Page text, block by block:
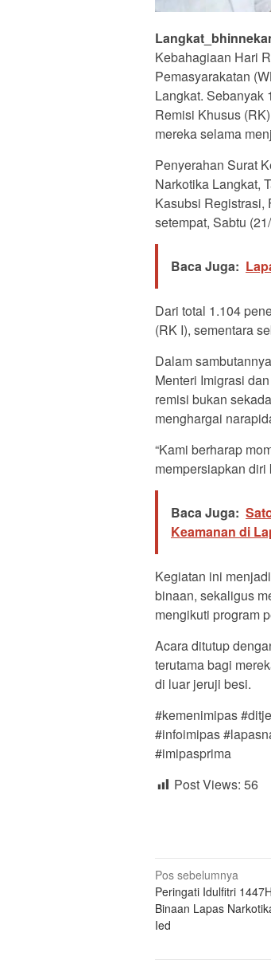
Kebahagiaan Hari
Pemasyarakatan
Langkat. Sebanyak
Remisi Khusus
mereka selama
Penyerahan Surat
Narkotika Langkat,
Kasubsi Registrasi,
setempat, Sabtu
Baca Juga:
Dari total 1.104
(RK I), sementara
Dalam
Menteri Imigrasi
remisi bukan
menghargai
“Kami berharap
mempersiapkan diri
Baca Juga:
Keamanan di
Kegiatan ini
binaan, sekaligus
mengikuti program
Acara ditutup
terutama bagi
di luar jeruji besi.
#kemenimipas
#infoimipas
#imipasprima
Post Views: 56
Navigasi
pos
Pos sebelumnya
Peringati Idulfitri
Binaan Lapas
Ied